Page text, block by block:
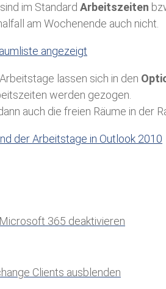
sind im Standard Arbeitszeiten
am Wochenende auch nicht.
lassen sich in den
werden gezogen.
auch die freien Räume in der
365 deaktivieren
Clients ausblenden